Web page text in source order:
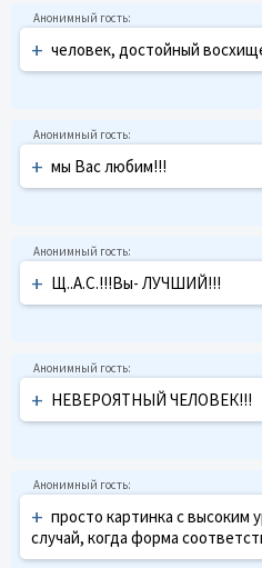
+ человек, достойный
+ мы Вас любим!!!
+ Щ..А.С.!!!Вы- ЛУЧШИЙ!!!
+ НЕВЕРОЯТНЫЙ ЧЕЛОВЕК!!!
+ просто картинка с высоким
случай, когда форма